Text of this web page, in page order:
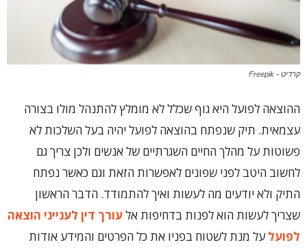
קרדיט - Freepik
ההוצאה לפועל היא גוף שכלל לא מומלץ להתנהל מולו בצורה
עצמאית. תיק שנפתח בהוצאה לפועל יהיה בעל השלכות לא
פשוטות על מהלך החיים השגרתיים של אנשים ולכן צריך גם
לחשוב היטב לפני שפונים לאפשרות הזאת וגם כאשר נפתח
התיק ולא יודעים מה לעשות ואיך להתמודד. הדבר הראשון
שצריך לעשות הוא לפנות בדחיפות אלעורך דין לענייני הוצאה
לפועל על מנת לשטוח בפניו את כל הפרטים והמידע אודות